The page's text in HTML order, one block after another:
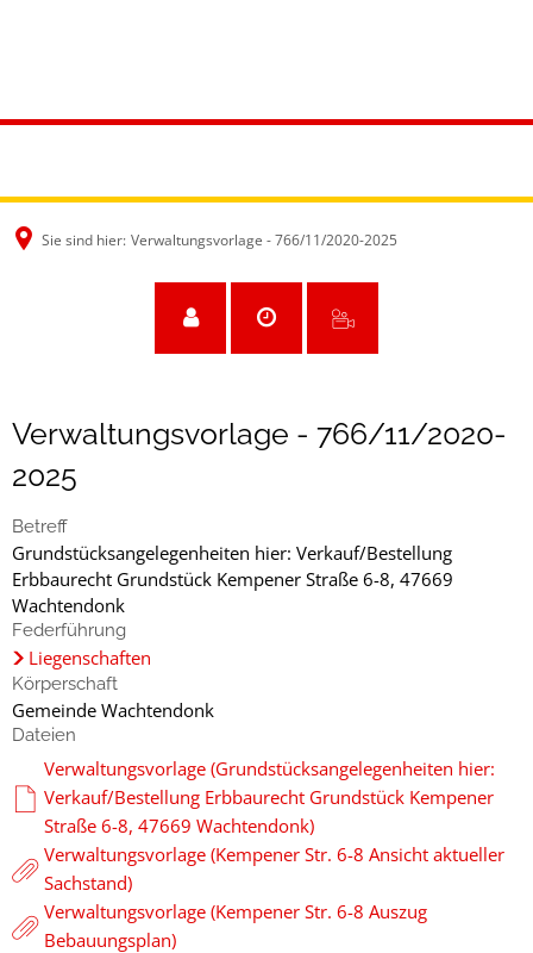
Sie sind hier: Verwaltungsvorlage - 766/11/2020-2025
Verwaltungsvorlage - 766/11/2020-
2025
Betreff
Grundstücksangelegenheiten hier: Verkauf/Bestellung
Erbbaurecht Grundstück Kempener Straße 6-8, 47669
Wachtendonk
Federführung
Liegenschaften
Körperschaft
Gemeinde Wachtendonk
Dateien
Verwaltungsvorlage (Grundstücksangelegenheiten hier:
Verkauf/Bestellung Erbbaurecht Grundstück Kempener
Straße 6-8, 47669 Wachtendonk)
Verwaltungsvorlage (Kempener Str. 6-8 Ansicht aktueller
Sachstand)
Verwaltungsvorlage (Kempener Str. 6-8 Auszug
Bebauungsplan)